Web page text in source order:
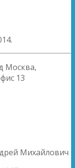
Москва,
13
Михайлович